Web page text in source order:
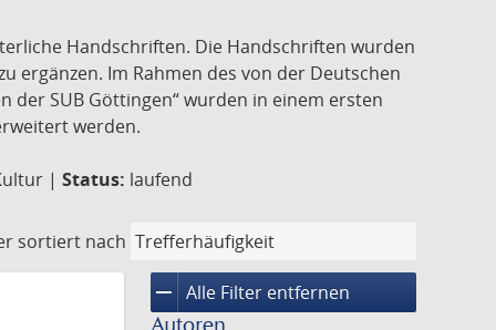
Handschriften. Die Handschriften wurden
ergänzen. Im Rahmen des von der Deutschen
SUB Göttingen“ wurden in einem ersten
werden.
| Status: laufend
sortiert nach
remove Alle Filter entfernen